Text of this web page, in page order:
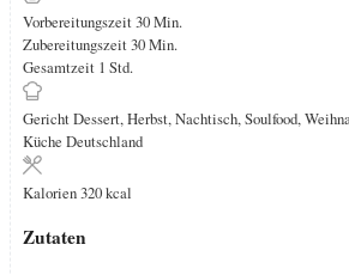
Vorbereitungszeit30Minuten
Min.
Zubereitungszeit30Minuten
Min.
Gesamtzeit 1 Stunde
Std.
GerichtDessert, Herbst, Nachtisch, Soulfood,
Küche Deutschland
Kalorien320kcal
Zutaten